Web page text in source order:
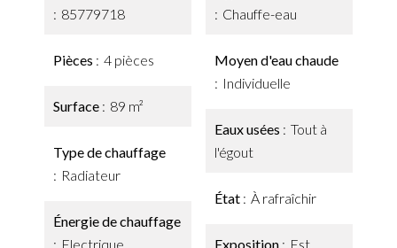
85779718
Pièces 4 pièces
Surface 89 m²
Type de chauffage
Radiateur
Énergie de chauffage
Electrique
Chauffe-eau
Moyen d'eau chaude
Individuelle
Eaux usées
Tout à
l'égout
État À rafraîchir
Exposition
Est,